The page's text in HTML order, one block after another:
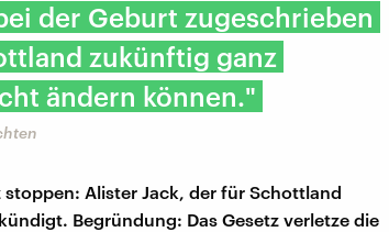
der Geburt zugeschrieben
zukünftig ganz
ändern können."
Alister Jack, der für Schottland
Begründung: Das Gesetz verletze die